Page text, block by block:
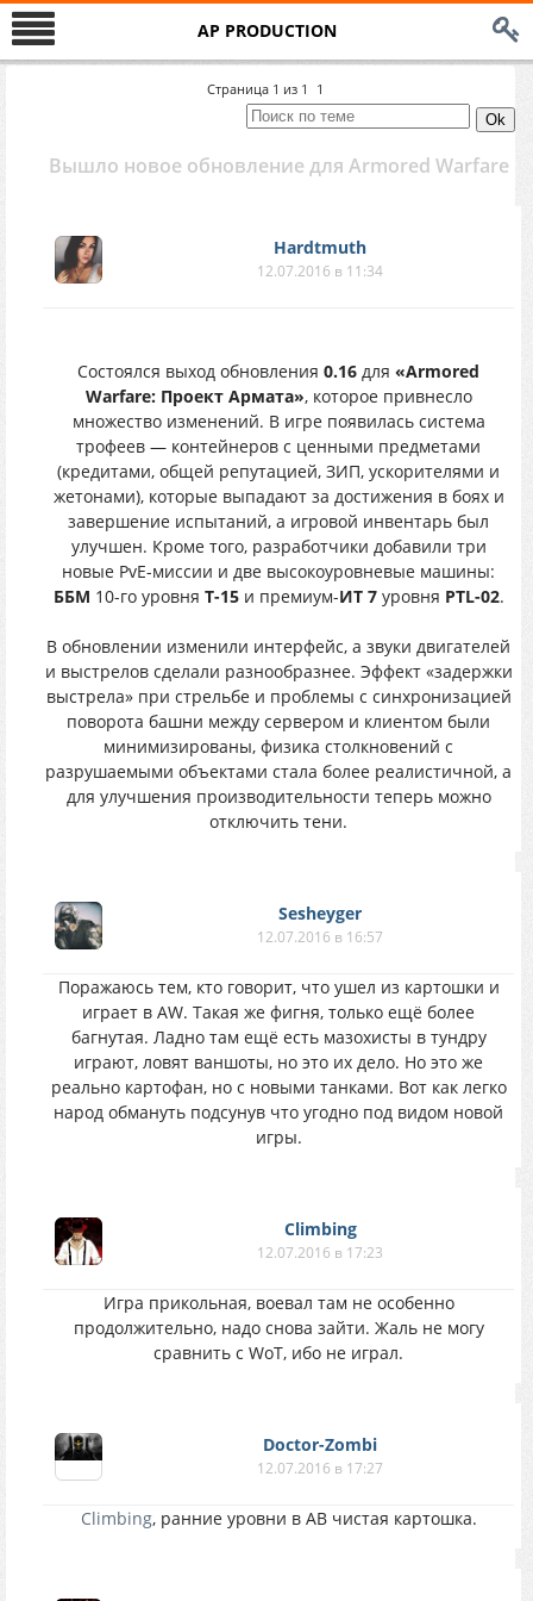
AP PRODUCTION
Страница 1 из 1 1
Вышло новое обновление для Armored Warfare
Hardtmuth
12.07.2016 в 11:34
Состоялся выход обновления 0.16 для «Armored
Warfare: Проект Армата», которое привнесло
множество изменений. В игре появилась система
трофеев — контейнеров с ценными предметами
(кредитами, общей репутацией, ЗИП, ускорителями и
жетонами), которые выпадают за достижения в боях и
завершение испытаний, а игровой инвентарь был
улучшен. Кроме того, разработчики добавили три
новые PvE-миссии и две высокоуровневые машины:
ББМ 10-го уровня Т-15и премиум-ИТ 7уровня PTL-02.
В обновлении изменили интерфейс, а звуки двигателей
и выстрелов сделали разнообразнее. Эффект «задержки
выстрела» при стрельбе и проблемы с синхронизацией
поворота башни между сервером и клиентом были
минимизированы, физика столкновений с
разрушаемыми объектами стала более реалистичной, а
для улучшения производительности теперь можно
отключить тени.
Sesheyger
12.07.2016 в 16:57
Поражаюсь тем, кто говорит, что ушел из картошки и
играет в AW. Такая же фигня, только ещё более
багнутая. Ладно там ещё есть мазохисты в тундру
играют, ловят ваншоты, но это их дело. Но это же
реально картофан, но с новыми танками. Вот как легко
народ обмануть подсунув что угодно под видом новой
игры.
Climbing
12.07.2016 в 17:23
Игра прикольная, воевал там не особенно
продолжительно, надо снова зайти. Жаль не могу
сравнить с WoT, ибо не играл.
Doctor-Zombi
12.07.2016 в 17:27
Climbing, ранние уровни в АВ чистая картошка.